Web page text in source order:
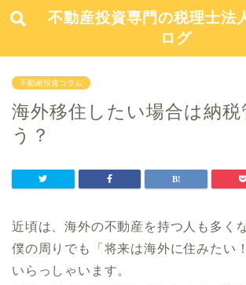
不動産投資専門の税理士法
ログ
不動産投資コラム
海外移住したい場合は納税
う？
近頃は、海外の不動産を持つ人も多く
僕の周りでも「将来は海外に住みたい
いらっしゃいます。